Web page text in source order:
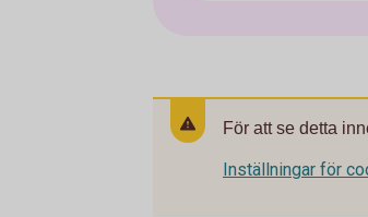
För att se detta
Inställningar för